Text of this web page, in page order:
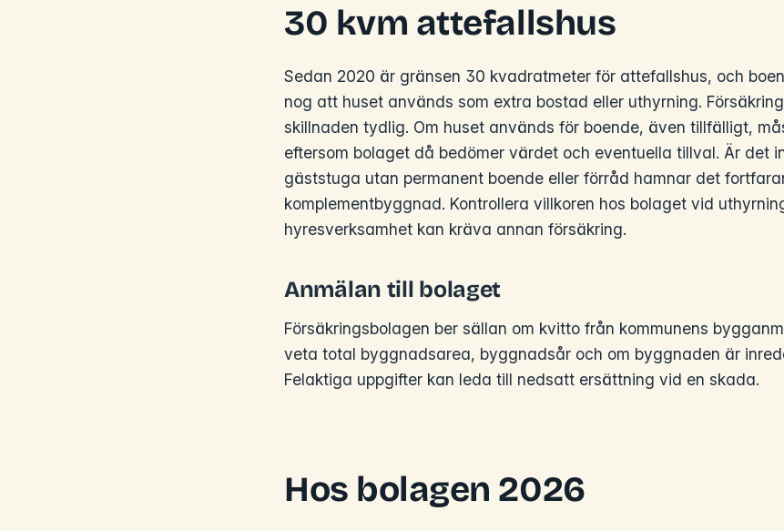
30 kvm attefallshus
Sedan 2020 är gränsen 30 kvadratmeter för attefallshus, och
nog att huset används som extra bostad eller uthyrning.
skillnaden tydlig. Om huset används för boende, även tillfälligt,
eftersom bolaget då bedömer värdet och eventuella tillval. Är det
gäststuga utan permanent boende eller förråd hamnar det
komplementbyggnad. Kontrollera villkoren hos bolaget vid
hyresverksamhet kan kräva annan försäkring.
Anmälan till bolaget
Försäkringsbolagen ber sällan om kvitto från kommunens
veta total byggnadsarea, byggnadsår och om byggnaden är
Felaktiga uppgifter kan leda till nedsatt ersättning vid en skada.
Hos bolagen 2026